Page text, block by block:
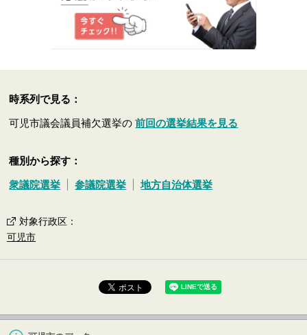
時系列で見る：
可児市議会議員補欠選挙の前回の選挙結果を見る
種別から探す：
衆議院選挙 参議院選挙 地方自治体選挙
対象行政区 ：
可児市